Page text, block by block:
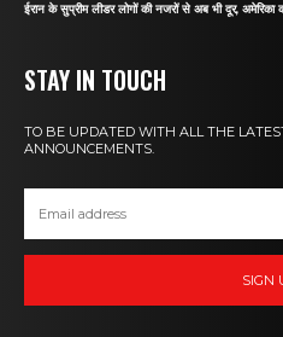
ईरान के सुप्रीम लीडर लोगों की नजरों से अब भी दूर, अमेरिका
STAY IN TOUCH
TO BE UPDATED WITH ALL THE
ANNOUNCEMENTS.
SIGN